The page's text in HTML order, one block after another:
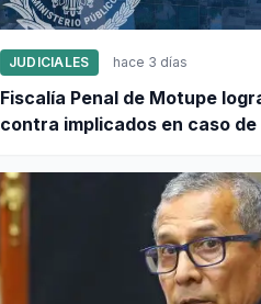
JUDICIALES hace 3 días
Fiscalía Penal de Motupe
contra implicados en caso